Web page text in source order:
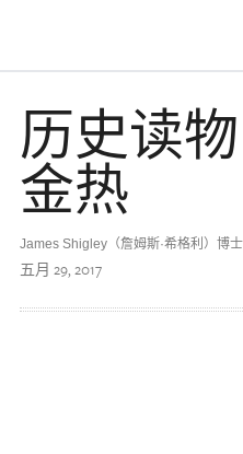
历史读
金热
James Shigley（詹姆斯·希格利）博士
五月 29, 2017